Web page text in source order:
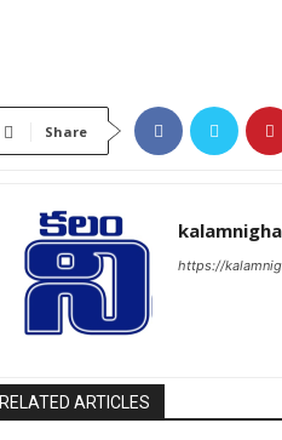
Share
https://
RELATED ARTICLES